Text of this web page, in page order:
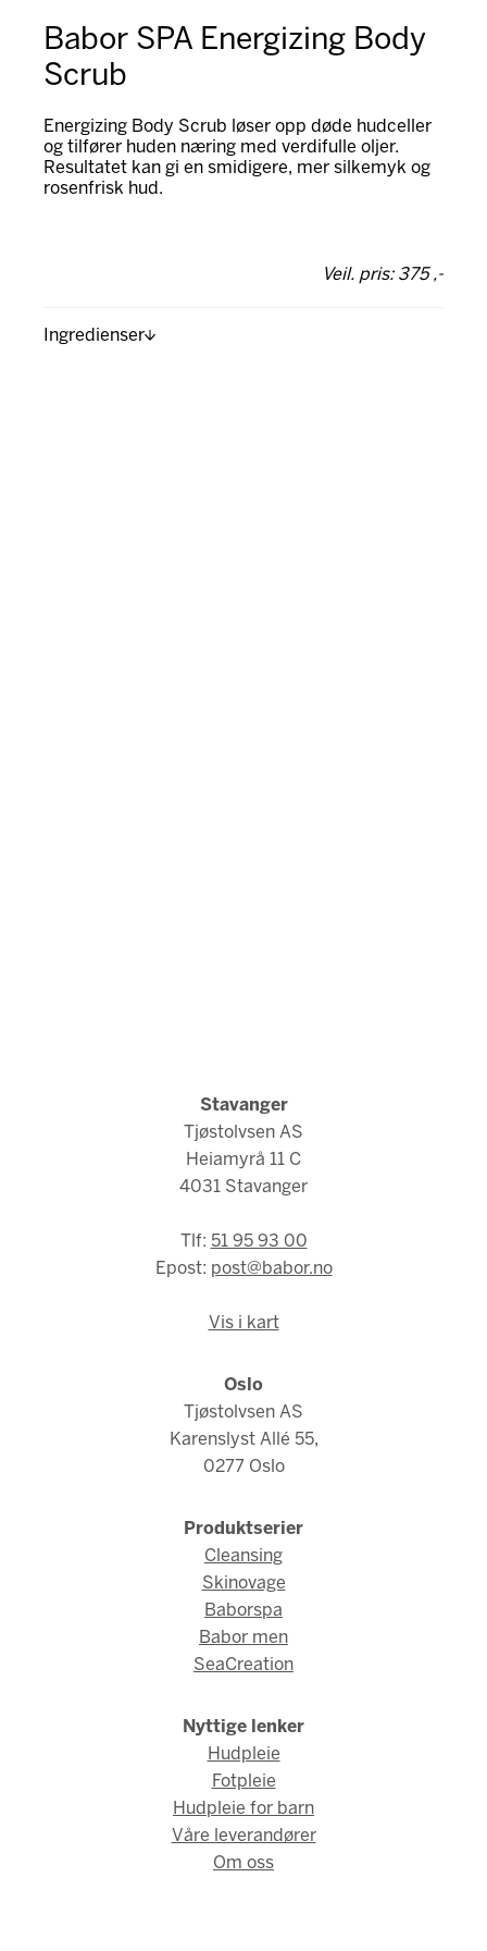
Babor SPA Energizing Body
Scrub
Energizing Body Scrub løser opp døde hudceller
og tilfører huden næring med verdifulle oljer.
Resultatet kan gi en smidigere, mer silkemyk og
rosenfrisk hud.
Veil. pris: 375 ,-
Ingredienser
Stavanger
Tjøstolvsen AS
Heiamyrå 11 C
4031 Stavanger
Tlf: 51 95 93 00
Epost: post@babor.no
Vis i kart
Oslo
Tjøstolvsen AS
Karenslyst Allé 55,
0277 Oslo
Produktserier
Cleansing
Skinovage
Baborspa
Babor men
SeaCreation
Nyttige lenker
Hudpleie
Fotpleie
Hudpleie for barn
Våre leverandører
Om oss